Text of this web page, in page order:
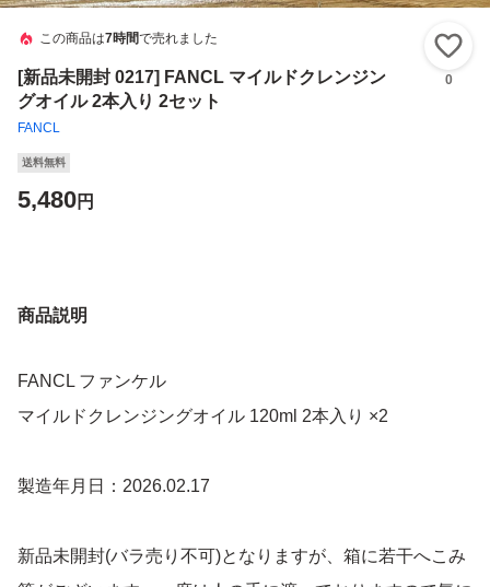
この商品は7時間で売れました
[新品未開封 0217] FANCL マイルドクレンジン
グオイル 2本入り 2セット
FANCL
0
送料無料
5,480円
商品説明
FANCL ファンケル
マイルドクレンジングオイル 120ml 2本入り ×2
製造年月日：2026.02.17
新品未開封(バラ売り不可)となりますが、箱に若干へこみ